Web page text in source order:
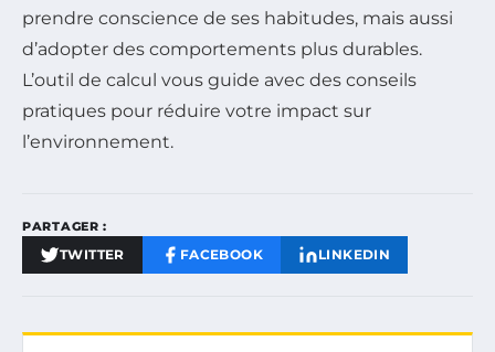
prendre conscience de ses habitudes, mais aussi
d’adopter des comportements plus durables.
L’outil de calcul vous guide avec des conseils
pratiques pour réduire votre impact sur
l’environnement.
PARTAGER :
TWITTER FACEBOOK LINKEDIN